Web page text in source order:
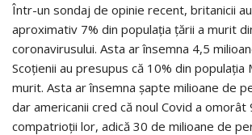
Într-un sondaj de opinie recent, britanicii
aproximativ 7% din populația țării a murit
coronavirusului. Asta ar însemna 4,5
Scoțienii au presupus că 10% din populația
murit. Asta ar însemna șapte milioane de
dar americanii cred că noul Covid a omorât
compatrioții lor, adică 30 de milioane de